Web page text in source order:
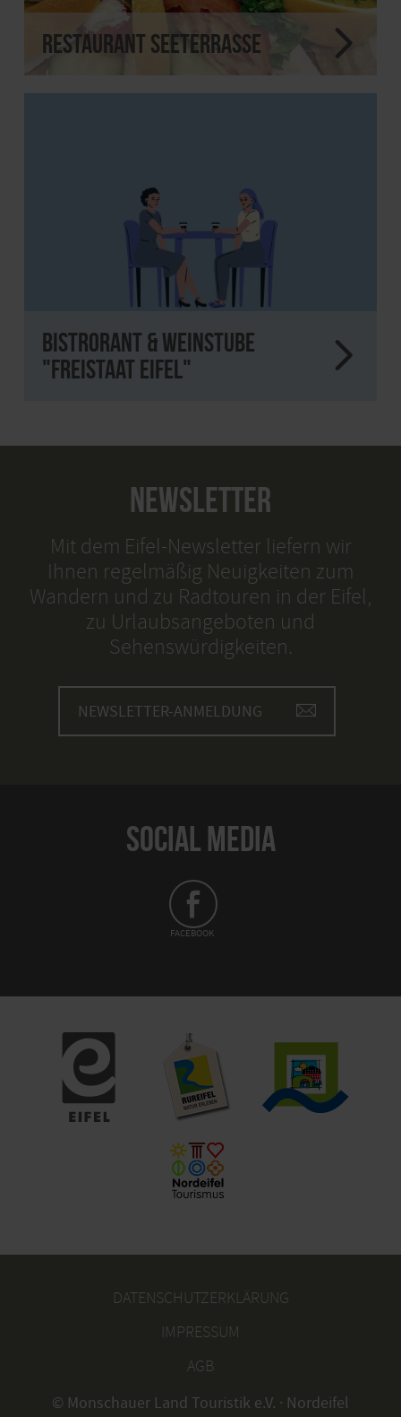
Restaurant Seeterrasse
Bistrorant & Weinstube
"Freistaat Eifel"
NEWSLETTER
Mit dem Eifel-Newsletter liefern wir
Ihnen regelmäßig Neuigkeiten zum
Wandern und zu Radtouren in der Eifel,
zu Urlaubsangeboten und
Sehenswürdigkeiten.
NEWSLETTER-ANMELDUNG
SOCIAL MEDIA
FACEBOOK
DATENSCHUTZERKLÄRUNG
IMPRESSUM
AGB
© Monschauer Land Touristik e.V. · Nordeifel